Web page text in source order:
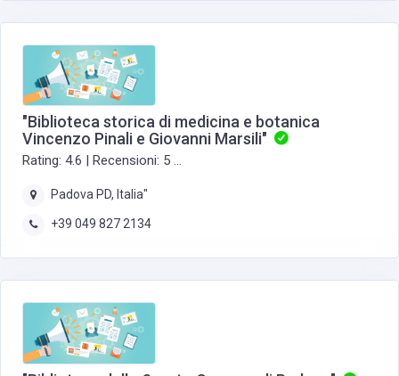
"Biblioteca storica di medicina e botanica
Vincenzo Pinali e Giovanni Marsili"
Rating: 4.6 | Recensioni: 5 ...
Padova PD, Italia"
+39 049 827 2134